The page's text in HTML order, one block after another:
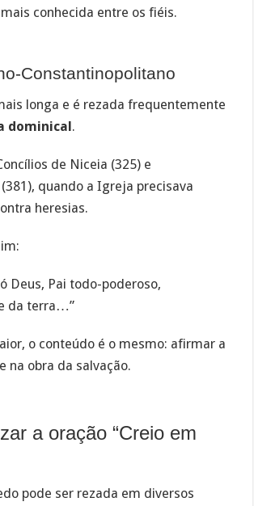
conhecida entre os fiéis.
Constantinopolitano
longa e é rezada frequentemente
dominical .
de Niceia (325) e
quando a Igreja precisava
heresias.
Deus, Pai todo-poderoso,
da terra…”
o conteúdo é o mesmo: afirmar a
na obra da salvação.
a oração “Creio em
pode ser rezada em diversos